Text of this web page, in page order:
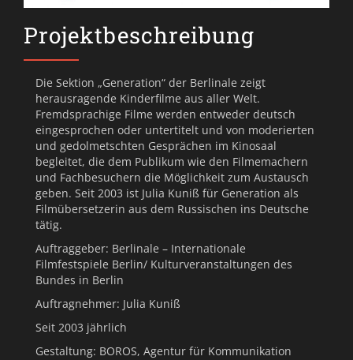
Projektbeschreibung
Die Sektion „Generation“ der Berlinale zeigt
herausragende Kinderfilme aus aller Welt.
Fremdsprachige Filme werden entweder deutsch
eingesprochen oder untertitelt und von moderierten
und gedolmetschten Gesprächen im Kinosaal
begleitet, die dem Publikum wie den Filmemachern
und Fachbesuchern die Möglichkeit zum Austausch
geben. Seit 2003 ist Julia Kuniß für Generation als
Filmübersetzerin aus dem Russischen ins Deutsche
tätig.
Auftraggeber: Berlinale – Internationale
Filmfestspiele Berlin/ Kulturveranstaltungen des
Bundes in Berlin
Auftragnehmer: Julia Kuniß
Seit 2003 jährlich
Gestaltung: BOROS, Agentur für Kommunikation